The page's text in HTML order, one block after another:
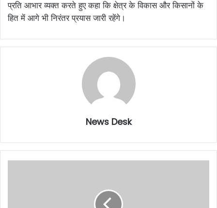
प्रति आभार व्यक्त करते हुए कहा कि क्षेत्र के विकास और किसानों के
हित में आगे भी निरंतर प्रयास जारी रहेंगे।
News Desk